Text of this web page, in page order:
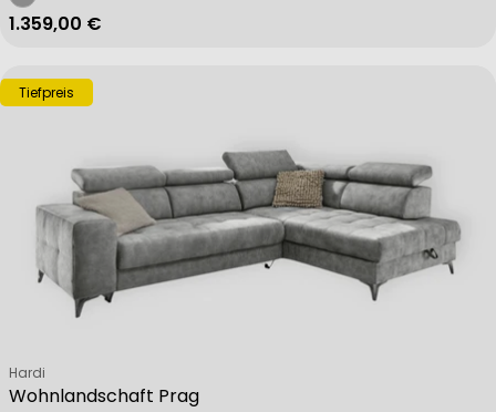
Regulärer Preis
1.359,00 €
Tiefpreis
Wohnlandschaft Prag
Verkäufer:
Hardi